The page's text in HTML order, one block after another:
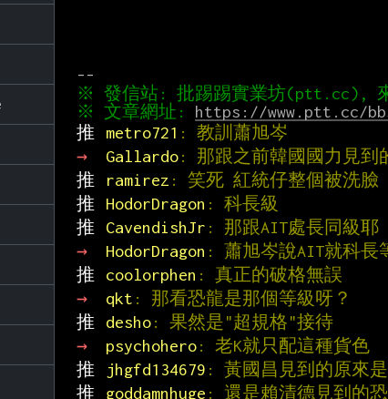
※ 文章網址: https://www.ptt.cc/
推
metro721 : 教訓蕭旭岑
→
Gallardo: 那跟之前韓國國力見到
推
ramirez : 笑死 紅統仔整個被洗臉
推
HodorDragon : 科長級
推
CavendishJr : 那跟AIT處長同級耶
→
HodorDragon : 蕭旭岑說AIT就科長
推
coolorphen : 真正的破格無誤
→
qkt : 那看恐龍是那個等級呀？
推
desho: 果然是"超規格"接待
→
psychohero: 老K就只配這種貨色
推
jhgfd134679 : 黃國昌見到的原來
推
goddamnhuge : 還是賴清德見到的